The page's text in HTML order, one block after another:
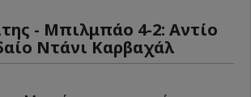
- Μπιλμπάο 4-2: Αντίο
Ντάνι Καρβαχάλ